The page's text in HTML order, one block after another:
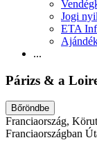
Jogi
ETA
...
Párizs & a
Bőröndbe
Franciaország,
Franciaországban